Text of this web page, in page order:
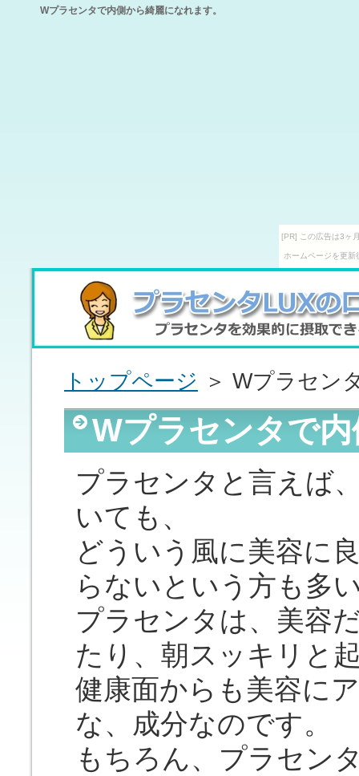
[PR] この広告は3ヶ
ホームページを更
Wプラセンタで内側から綺麗になれます。
トップページ ＞ Wプラセン
Wプラセンタで
プラセンタと言えば
いても、
どういう風に美容に
らないという方も多
プラセンタは、美容
たり、朝スッキリと
健康面からも美容に
な、成分なのです。
もちろん、プラセン